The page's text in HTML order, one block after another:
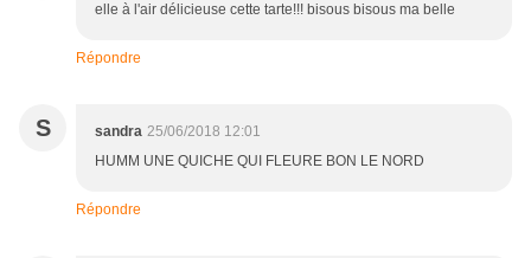
elle à l'air délicieuse cette tarte!!! bisous bisous ma belle
Répondre
S sandra 25/06/2018 12:01
HUMM UNE QUICHE QUI FLEURE BON LE NORD
Répondre